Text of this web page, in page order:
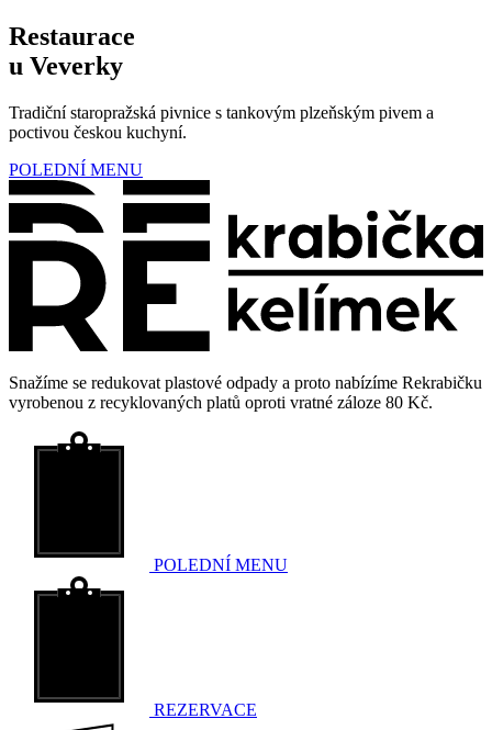
Restaurace
u Veverky
Tradiční staropražská pivnice s tankovým plzeňským pivem a
poctivou českou kuchyní.
POLEDNÍ MENU
Snažíme se redukovat plastové odpady a proto nabízíme Rekrabičku
vyrobenou z recyklovaných platů oproti vratné záloze 80 Kč.
POLEDNÍ MENU
REZERVACE